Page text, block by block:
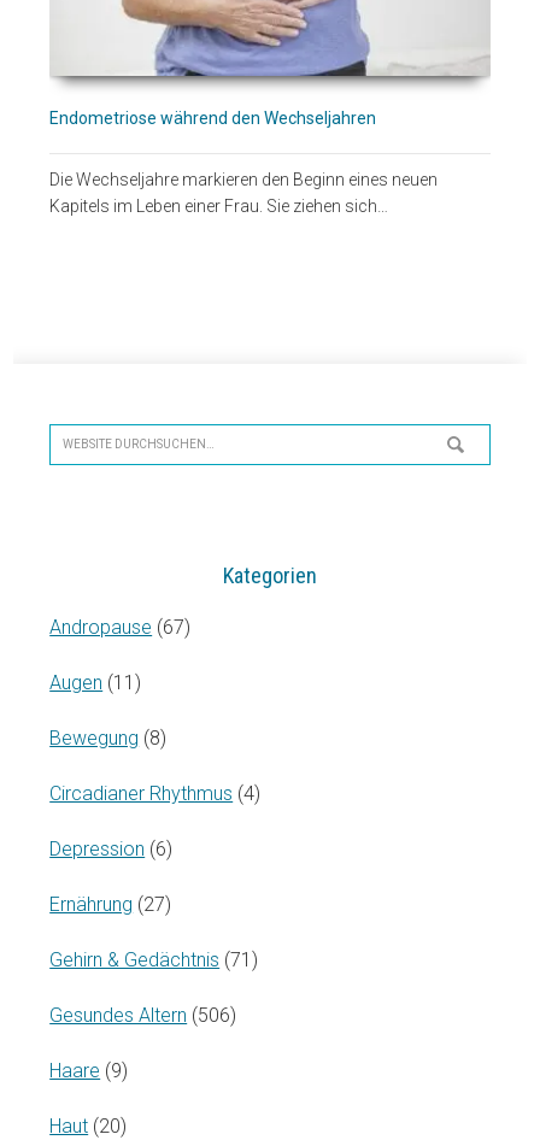
Endometriose während den Wechseljahren
Die Wechseljahre markieren den Beginn eines neuen
Kapitels im Leben einer Frau. Sie ziehen sich…
Website
durchsuchen…
Kategorien
Andropause (67)
Augen (11)
Bewegung (8)
Circadianer Rhythmus (4)
Depression (6)
Ernährung (27)
Gehirn & Gedächtnis (71)
Gesundes Altern (506)
Haare (9)
Haut (20)